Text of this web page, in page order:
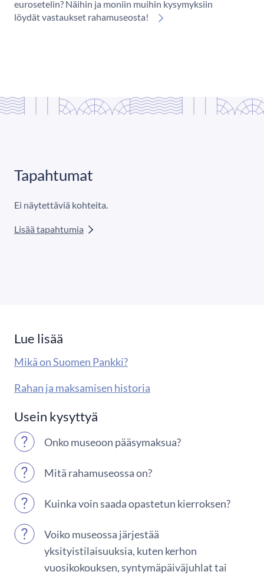
eurosetelin? Näihin ja moniin muihin kysymyksiin
löydät vastaukset rahamuseosta!
Tapahtumat
Ei näytettäviä kohteita.
Lisää tapahtumia
Lue lisää
Mikä on Suomen Pankki?
Rahan ja maksamisen historia
Usein kysyttyä
Onko museoon pääsymaksua?
Mitä rahamuseossa on?
Kuinka voin saada opastetun kierroksen?
Voiko museossa järjestää
yksityistilaisuuksia, kuten kerhon
vuosikokouksen, syntymäpäiväjuhlat tai